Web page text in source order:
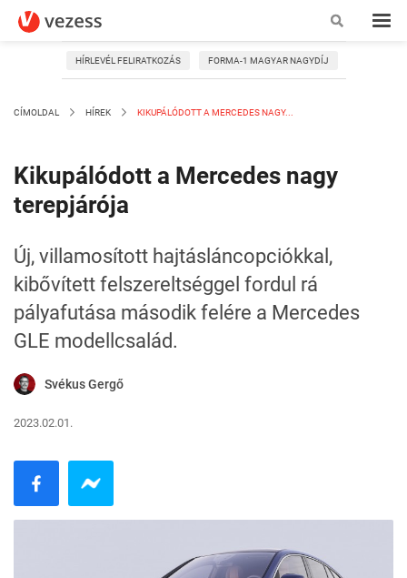
HÍRLEVÉL FELIRATKOZÁS FORMA-1 MAGYAR NAGYDÍJ
CÍMOLDAL HÍREK KIKUPÁLÓDOTT A MERCEDES NAGY...
Kikupálódott a Mercedes nagy
terepjárója
Új, villamosított hajtásláncopciókkal,
kibővített felszereltséggel fordul rá
pályafutása második felére a Mercedes
GLE modellcsalád.
Svékus Gergő
2023.02.01.